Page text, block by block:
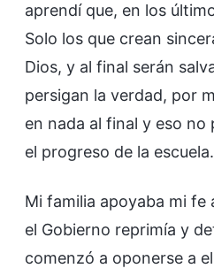
aprendí que, en los
Solo los que crean
Dios, y al final serán
persigan la verdad, por
en nada al final y eso
el progreso de la
Mi familia apoyaba mi fe
el Gobierno reprimía y
comenzó a oponerse a